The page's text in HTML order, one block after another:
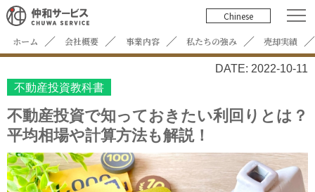
Chinese
ホーム 会社概要 事業内容 私たちの強み 売却実績
DATE: 2022-10-11
不動産投資教科書
不動産投資で知っておきたい利回りとは？
平均相場や計算方法も解説！